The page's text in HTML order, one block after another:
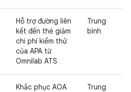
Hỗ trợ đường liên
kết đến thẻ giảm
chi phí kiểm thử
của APA từ
Omnilab ATS
Trung
bình
Khắc phục AOA
Trung